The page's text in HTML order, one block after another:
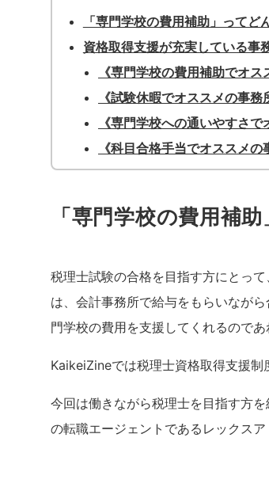
「専門学校の費用補助」ってど
資格取得支援が充実している事
《専門学校の費用補助でオス
《試験休暇でオススメの事務
《専門学校への通いやすさ
《科目合格手当でオススメの
「専門学校の費用補
税理士試験の合格を目指す方にとっ
は、会計事務所で給与をもらいなが
門学校の費用を支援してくれるので
KaikeiZineでは税理士資格取得支援制
今回は働きながら税理士を目指す方
の転職エージェントであるレックス